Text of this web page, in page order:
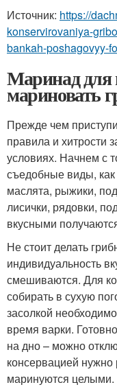
Источник: https://
konservirovaniya-
bankah-poshagovyy-
Маринад для
мариновать
Прежде чем
правила и хитрости
условиях. Начнем с
съедобные виды, как
маслята, рыжики,
лисички, рядовки,
вкусными
Не стоит делать
индивидуальность
смешиваются. Для
собирать в сухую
засолкой
время варки.
на дно – можно
консервацией нужно
маринуются целыми.